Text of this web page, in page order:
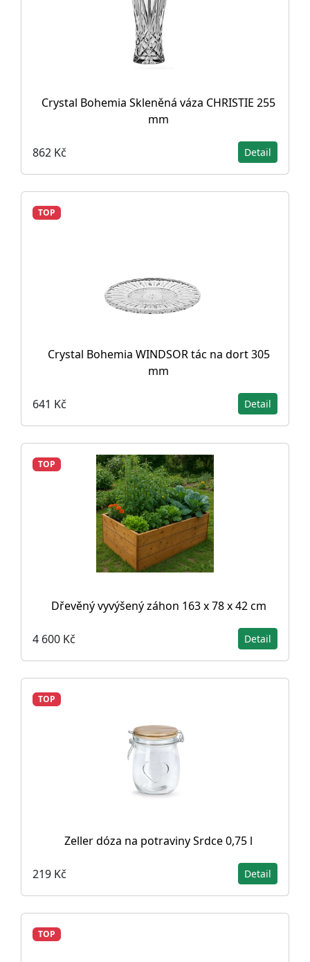
Crystal Bohemia Skleněná váza CHRISTIE 255
mm
862 Kč Detail
TOP
Crystal Bohemia WINDSOR tác na dort 305
mm
641 Kč Detail
TOP
Dřevěný vyvýšený záhon 163 x 78 x 42 cm
4 600 Kč Detail
TOP
Zeller dóza na potraviny Srdce 0,75 l
219 Kč Detail
TOP